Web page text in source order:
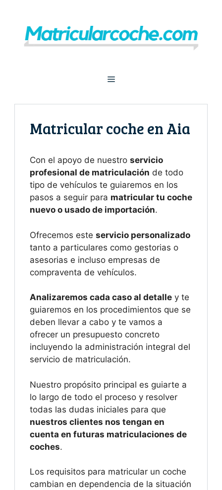
contenido
Menú
Matricular coche en Aia
Con el apoyo de nuestro servicio
profesional de matriculación de todo
tipo de vehículos te guiaremos en los
pasos a seguir para matricular tu coche
nuevo o usado de importación.
Ofrecemos este servicio personalizado
tanto a particulares como gestorias o
asesorias e incluso empresas de
compraventa de vehículos.
Analizaremos cada caso al detalle y te
guiaremos en los procedimientos que se
deben llevar a cabo y te vamos a
ofrecer un presupuesto concreto
incluyendo la administración integral del
servicio de matriculación.
Nuestro propósito principal es guiarte a
lo largo de todo el proceso y resolver
todas las dudas iniciales para que
nuestros clientes nos tengan en
cuenta en futuras matriculaciones de
coches.
Los requisitos para matricular un coche
cambian en dependencia de la situación